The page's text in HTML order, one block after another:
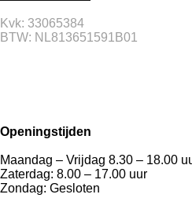
Kvk: 33065384
BTW: NL813651591B01
Openingstijden
Maandag – Vrijdag 8.30 – 18.00
Zaterdag: 8.00 – 17.00 uur
Zondag: Gesloten